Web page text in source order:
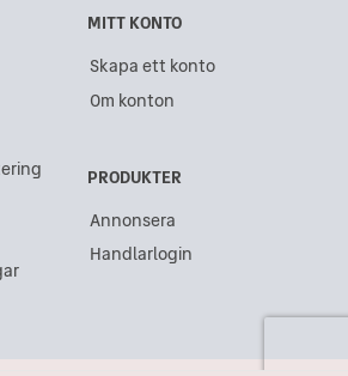
MITT KONTO
Skapa ett konto
Om konton
PRODUKTER
Annonsera
Handlarlogin